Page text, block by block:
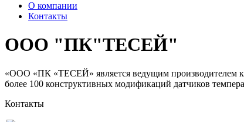
О компании
Контакты
ООО "ПК"ТЕСЕЙ"
«ООО «ПК «ТЕСЕЙ» является ведущим производителем
более 100 конструктивных модификаций датчиков
Контакты